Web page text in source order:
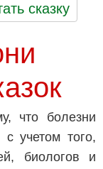
сказку
что болезни
учетом того,
биологов и